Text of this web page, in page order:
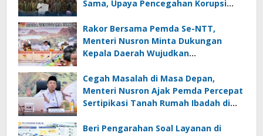
Sama, Upaya Pencegahan Korupsi
Rakor Bersama Pemda Se-NTT,
Menteri Nusron Minta Dukungan
Kepala Daerah Wujudkan
Cegah Masalah di Masa Depan,
Menteri Nusron Ajak Pemda Percepat
Sertipikasi Tanah Rumah Ibadah di
Beri Pengarahan Soal Layanan di